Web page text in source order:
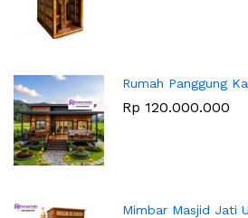
Rumah Panggung
Rp 120.000.000
Mimbar Masjid Jati